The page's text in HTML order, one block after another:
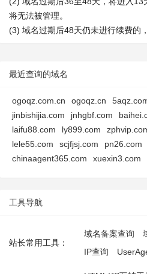
将无法被管理。
(3) 域名过期后48天仍未进行续费的
最近查询的域名
ogoqz.com.cn ogoqz.cn
jinbishijia.com
jnhgbf.com
laifu88.com
ly899.com
lele55.com
scjfjsj.com pn26.com
chinaagent365.com
xuexin3.com
工具导航
站长常用工具：
域名备案查询
IP查询